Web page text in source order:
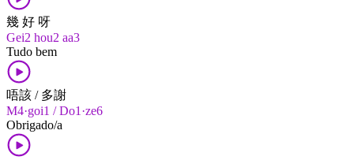
幾 好 呀
Gei2 hou2 aa3
Tudo bem
唔該 / 多謝
M4·goi1 / Do1·ze6
Obrigado/a